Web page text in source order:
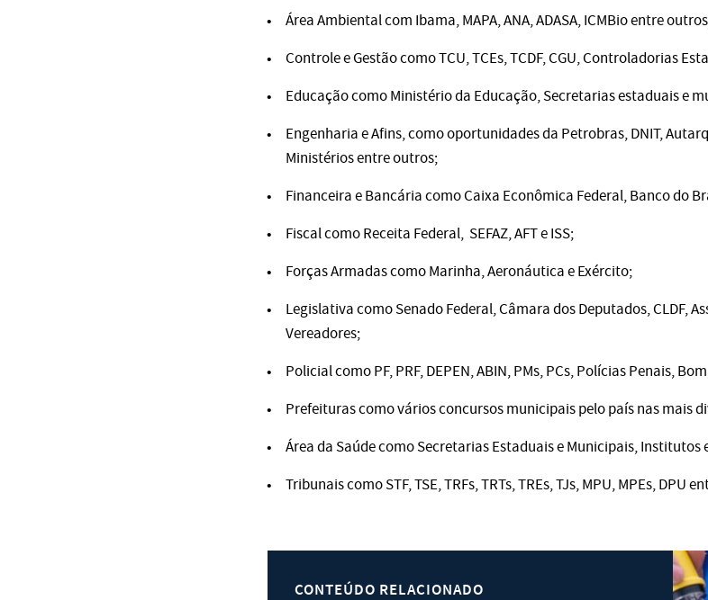
Área Ambiental com Ibama, MAPA, ANA, ADASA, ICMBio entre
Controle e Gestão como TCU, TCEs, TCDF, CGU, Controladorias
Educação como Ministério da Educação, Secretarias estaduais e
Engenharia e Afins, como oportunidades da Petrobras, DNIT,
Ministérios entre outros;
Financeira e Bancária como Caixa Econômica Federal, Banco do
Fiscal como Receita Federal, SEFAZ, AFT e ISS;
Forças Armadas como Marinha, Aeronáutica e Exército;
Legislativa como Senado Federal, Câmara dos Deputados, CLDF,
Vereadores;
Policial como PF, PRF, DEPEN, ABIN, PMs, PCs, Polícias Penais,
Prefeituras como vários concursos municipais pelo país nas mais
Área da Saúde como Secretarias Estaduais e Municipais, Institutos
Tribunais como STF, TSE, TRFs, TRTs, TREs, TJs, MPU, MPEs, DPU
CONTEÚDO RELACIONADO